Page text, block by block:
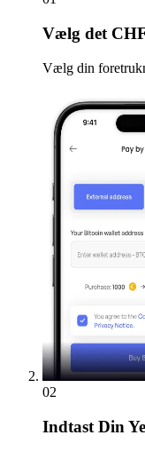
Vælg det
Vælg din
02
Indtast Din